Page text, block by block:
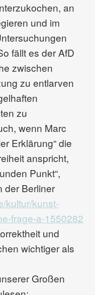
an
und im
fällt es der AfD
zwischen
zu entlarven
zu
wenn Marc
Erklärung“ die
anspricht,
Punkt“,
der Berliner
kultur/kunst-
frage-a-1550282
und
wichtiger als
Großen